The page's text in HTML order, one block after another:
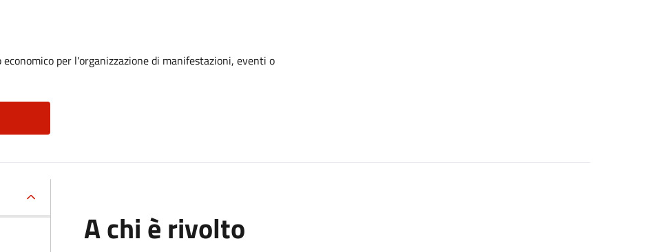
per l'organizzazione di manifestazioni, eventi o
A chi è rivolto